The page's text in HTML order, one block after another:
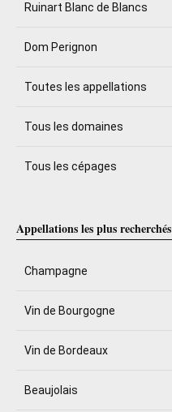
Ruinart Blanc de Blancs
Dom Perignon
Toutes les appellations
Tous les domaines
Tous les cépages
Appellations les plus recherchés
Champagne
Vin de Bourgogne
Vin de Bordeaux
Beaujolais